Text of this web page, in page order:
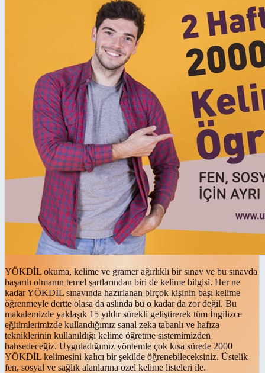
YÖKDİL okuma, kelime ve gramer ağırlıklı bir sınav ve bu sınavda
başarılı olmanın temel şartlarından biri de kelime bilgisi. Her ne
kadar YÖKDİL sınavında hazırlanan birçok kişinin başı kelime
öğrenmeyle dertte olasa da aslında bu o kadar da zor değil. Bu
makalemizde yaklaşık 15 yıldır sürekli geliştirerek tüm İngilizce
eğitimlerimizde kullandığımız sanal zeka tabanlı ve hafıza
tekniklerinin kullanıldığı kelime öğretme sistemimizden
bahsedeceğiz. Uyguladığımız yöntemle çok kısa sürede 2000
YÖKDİL kelimesini kalıcı bir şekilde öğrenebileceksiniz. Üstelik
fen, sosyal ve sağlık alanlarına özel kelime listeleri ile.